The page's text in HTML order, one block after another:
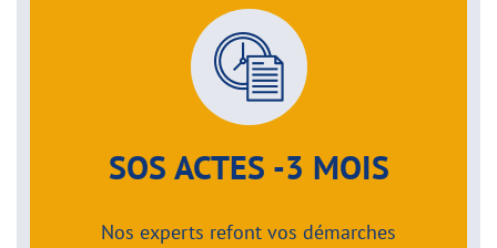
SOS ACTES -3 MOIS
Nos experts refont vos démarches